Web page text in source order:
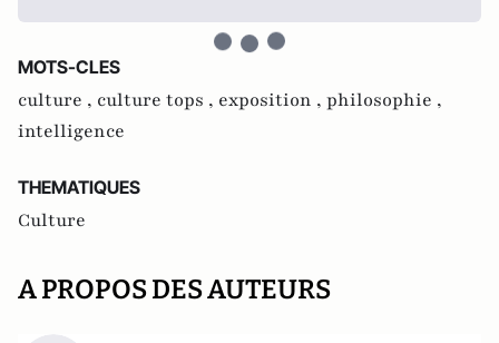
MOTS-CLES
culture , culture tops , exposition , philosophie ,
intelligence
THEMATIQUES
Culture
A PROPOS DES AUTEURS